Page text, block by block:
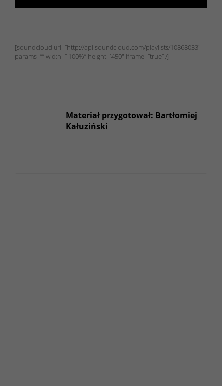
[soundcloud url=”http://api.soundcloud.com/playlists/10868033″
params=”” width=” 100%” height=”450″ iframe=”true” /]
Materiał przygotował: Bartłomiej
Kałuziński